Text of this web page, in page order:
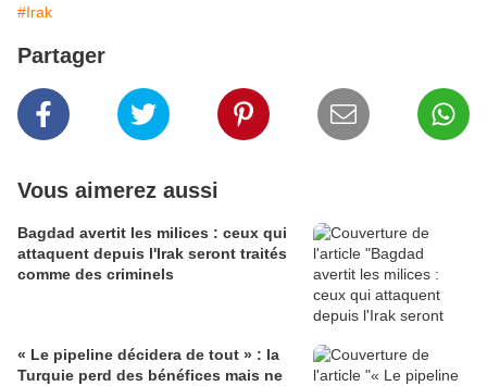
#Irak
Partager
Vous aimerez aussi
Bagdad avertit les milices : ceux qui
attaquent depuis l'Irak seront traités
comme des criminels
« Le pipeline décidera de tout » : la
Turquie perd des bénéfices mais ne